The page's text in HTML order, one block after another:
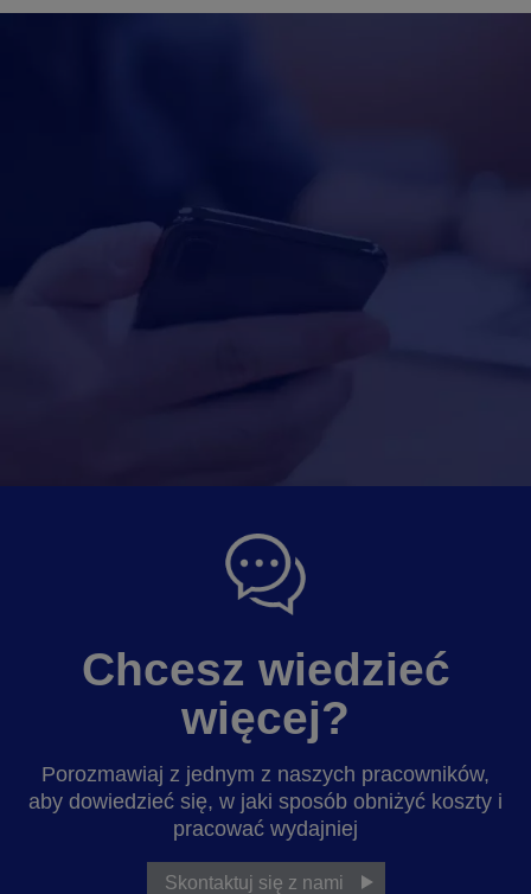
Chcesz wiedzieć
więcej?
Porozmawiaj z jednym z naszych pracowników,
aby dowiedzieć się, w jaki sposób obniżyć koszty i
pracować wydajniej
Skontaktuj się z nami